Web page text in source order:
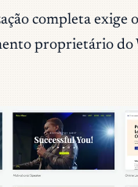
completa exige
proprietário do